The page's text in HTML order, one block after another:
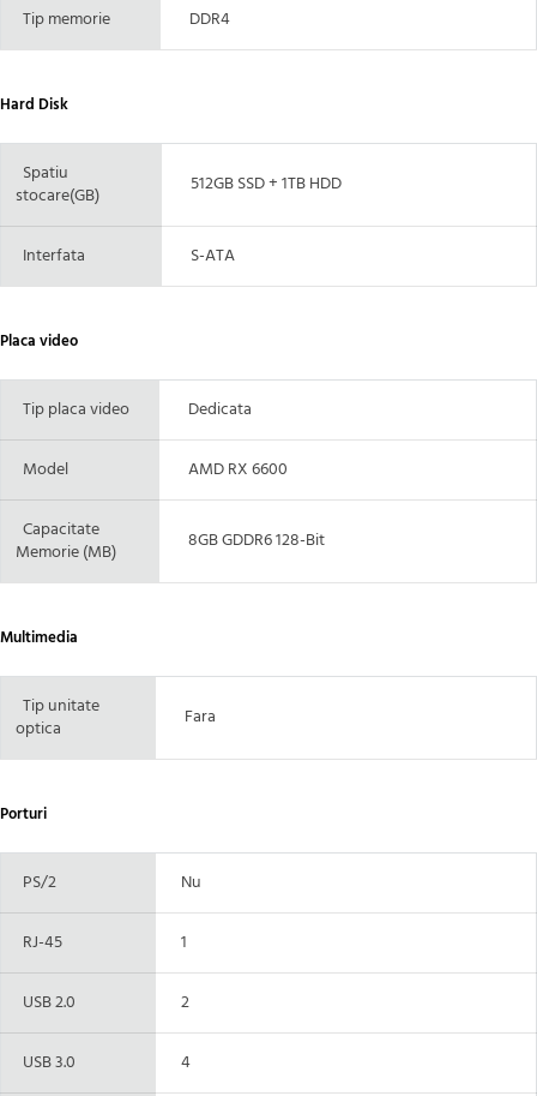
Tip memorie DDR4
Hard Disk
Spatiu
stocare(GB)
512GB SSD + 1TB HDD
Interfata S-ATA
Placa video
Tip placa video Dedicata
Model AMD RX 6600
Capacitate
Memorie (MB)
8GB GDDR6 128-Bit
Multimedia
Tip unitate
optica
Fara
Porturi
PS/2 Nu
RJ-45 1
USB 2.0 2
USB 3.0 4